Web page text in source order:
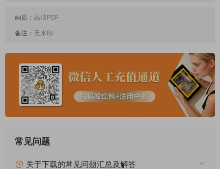
画质： 高清PDF
备注： 无水印
常见问题
关于下载的常见问题汇总及解答